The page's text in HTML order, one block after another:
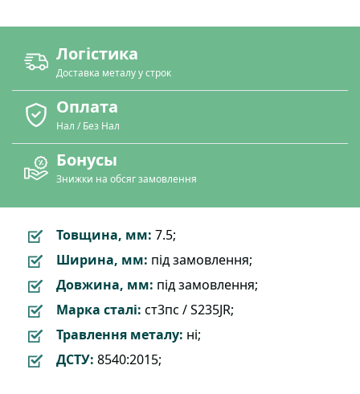
Логістика
Доставка металу у строк
Оплата
Нал / Без Нал
Бонусы
Знижки на обсяг замовлення
Товщина, мм: 7.5;
Ширина, мм: під замовлення;
Довжина, мм: під замовлення;
Марка сталі: ст3пс / S235JR;
Травлення металу: ні;
ДСТУ: 8540:2015;